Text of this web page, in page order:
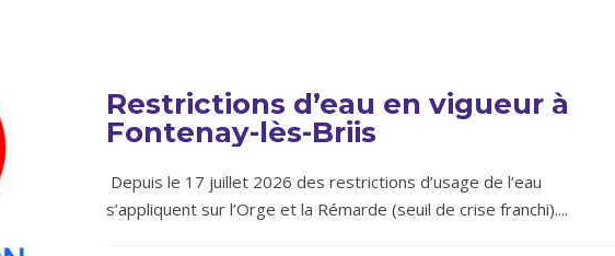
Restrictions d’eau en vigueur à
Fontenay-lès-Briis
Depuis le 17 juillet 2026 des restrictions d’usage de l’eau
s’appliquent sur l’Orge et la Rémarde (seuil de crise franchi)....